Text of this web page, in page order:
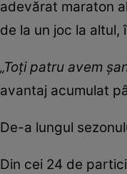
adevărat maraton
de la un joc la
„Toți patru avem
avantaj acumulat
De-a lungul
Din cei 24 de